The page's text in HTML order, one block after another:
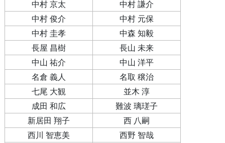
中村 京太
中村 謙介
中村 俊介
中村 元保
中村 圭孝
中森 知毅
長屋 昌樹
長山 未来
中山 祐介
中山 洋平
名倉 義人
名取 穣治
七尾 大観
並木 淳
成田 和広
難波 璃瑳子
新居田 翔子
西 八嗣
西川 智恵美
西野 智哉